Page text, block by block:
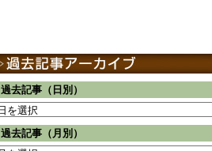
過去記事（日別）
過去記事（月別）